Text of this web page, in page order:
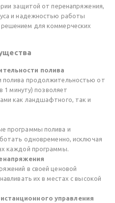
защитой от перенапряжения,
и надежностью работы
для коммерческих
полива
полива продолжительностью от
1 минуту) позволяет
как ландшафтного, так и
программы полива и
одновременно, исключая
каждой программы.
в своей ценовой
их в местах с высокой
управления